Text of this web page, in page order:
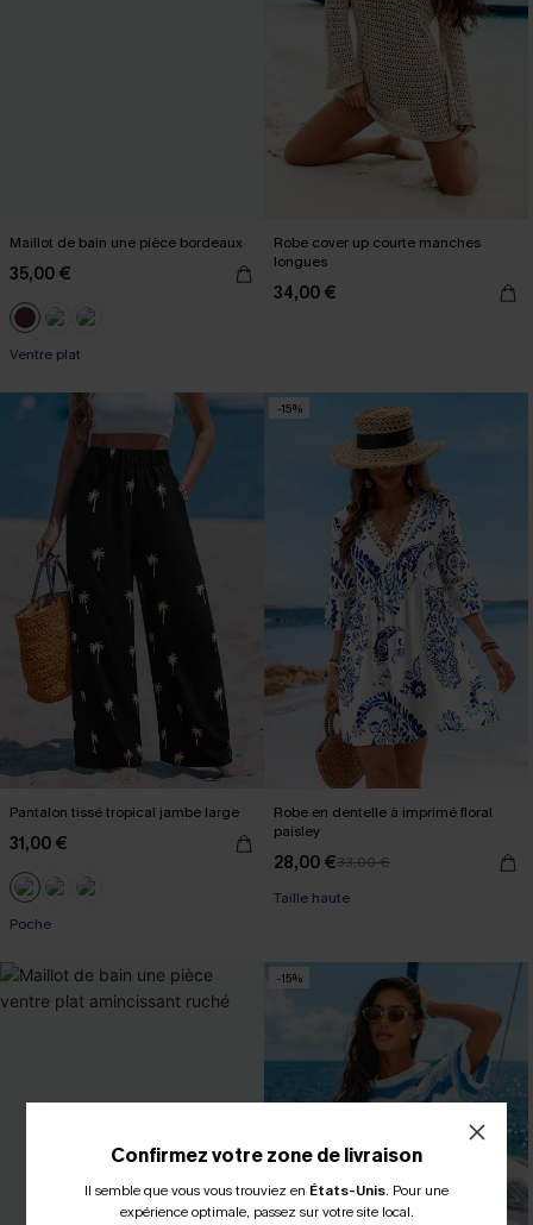
Maillot de bain une pièce bordeaux
35,00 €
Ventre plat
Robe cover up courte manches
longues
34,00 €
Pantalon tissé tropical jambe large
31,00 €
Poche
-15%
Robe en dentelle à imprimé floral
paisley
28,00 €33,00 €
Taille haute
-15%
Confirmez votre zone de livraison
Il semble que vous vous trouviez en États-Unis. Pour une
expérience optimale, passez sur votre site local.